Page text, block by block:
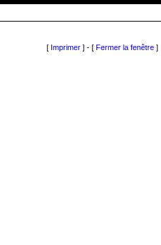
[ Imprimer] - [ Fermer la fenêtre]